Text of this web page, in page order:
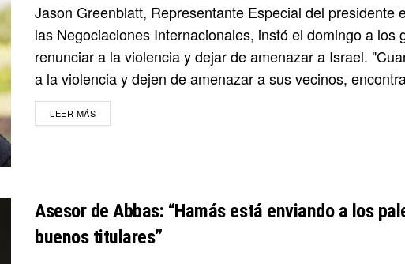
Jason Greenblatt, Representante Especial del presidente
las Negociaciones Internacionales, instó el domingo a los
renunciar a la violencia y dejar de amenazar a Israel.
a la violencia y dejen de amenazar a sus vecinos,
LEER MÁSDETAILS
Asesor de Abbas: “Hamás está enviando a los
buenos titulares”